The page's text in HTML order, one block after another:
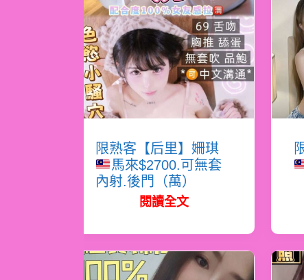
限熟客【后里】姍琪
馬來$2700.可無套
內射.後門（萬）
閱讀全文